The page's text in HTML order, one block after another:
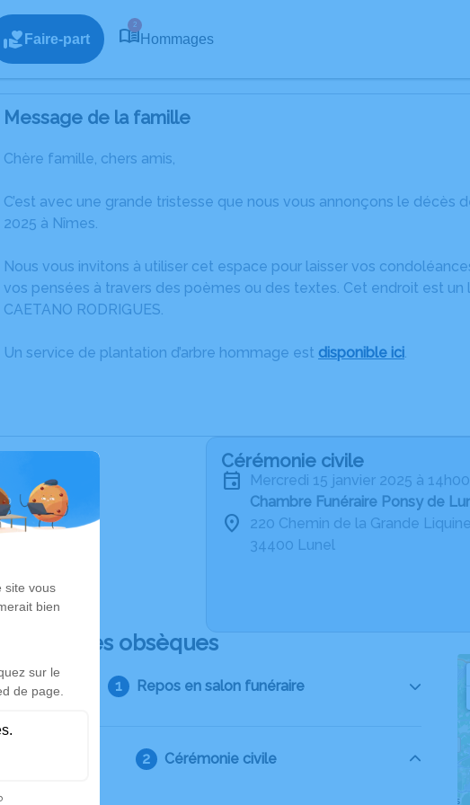
Faire-part
2
Hommages
Message de la famille
Chère famille, chers amis,
C’est avec une grande tristesse que nous vous annonçons le décès
2025 à Nîmes.
Nous vous invitons à utiliser cet espace pour laisser vos
vos pensées à travers des poèmes ou des textes. Cet endroit est
CAETANO RODRIGUES.
Un service de plantation d’arbre hommage est disponible ici.
Cérémonie civile
mercredi 15 janvier 2025 à 14h00
Chambre Funéraire Ponsy de
220 Chemin de la Grande Liquine
34400 Lunel
Déroulé des obsèques
Repos en salon funéraire
Cérémonie civile